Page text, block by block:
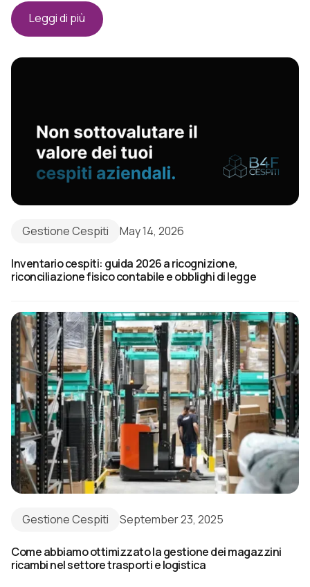
Leggi di più
Gestione Cespiti May 14, 2026
Inventario cespiti: guida 2026 a ricognizione,
riconciliazione fisico contabile e obblighi di legge
Gestione Cespiti September 23, 2025
Come abbiamo ottimizzato la gestione dei magazzini
ricambi nel settore trasporti e logistica